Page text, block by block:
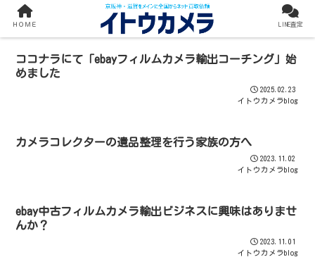
イトウカメラblog
ココナラにて「ebayフィルムカメラ輸出コーチング」始
めました
2025.02.23
イトウカメラblog
カメラコレクターの遺品整理を行う家族の方へ
2023.11.02
イトウカメラblog
ebay中古フィルムカメラ輸出ビジネスに興味はありませ
んか？
2023.11.01
イトウカメラblog
ＨＯＭＥ LINE査定